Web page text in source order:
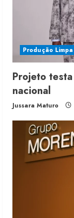
Produção Limpa
Projeto
nacional
Jussara Maturo